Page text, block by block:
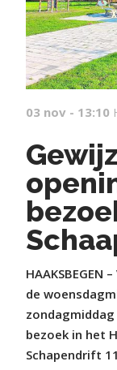
03 nov - 13:10
HAAKSBEGEN
de
bezoek in het
Schapendrift